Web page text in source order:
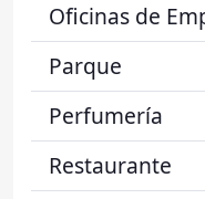
Oficinas de
Parque
Perfumería
Restaurante